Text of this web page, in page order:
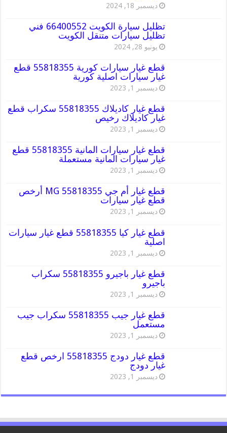
ديسمبر 18, 2024
تظليل سيارة الكويت 66400552 فني
تظليل سيارات متنقل الكويت
يونيو 28, 2024
قطع غيار سيارات كورية 55818355 قطع
غيار سيارات اصلية كورية
ديسمبر 1, 2023
قطع غيار كاديلاك 55818355 سكراب قطع
غيار كاديلاك رخيص
ديسمبر 1, 2023
قطع غيار سيارات المانية 55818355 قطع
غيار سيارات المانية مستعملة
ديسمبر 1, 2023
قطع غيار أم جي MG 55818355 أرخص
قطع غيار سيارات
ديسمبر 1, 2023
قطع غيار كيا 55818355 قطع غيار سيارات
اصلية
ديسمبر 1, 2023
قطع غيار باجيرو 55818355 سكراب
باجيرو
ديسمبر 1, 2023
قطع غيار جيب 55818355 سكراب جيب
مستعمل
ديسمبر 1, 2023
قطع غيار دودج 55818355 ارخص قطع
غيار دودج
ديسمبر 1, 2023